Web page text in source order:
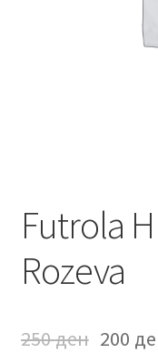
Futrola
Rozeva
250ден 200